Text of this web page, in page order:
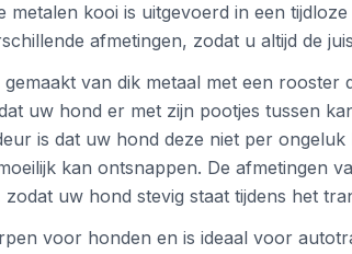
metalen kooi is uitgevoerd in een
afmetingen, zodat u altijd de
van dik metaal met een
uw hond er met zijn pootjes tussen
is dat uw hond deze niet per
kan ontsnappen. De afmetingen
uw hond stevig staat tijdens het
voor honden en is ideaal voor